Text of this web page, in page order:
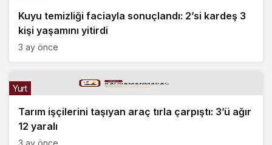
Kuyu temizliği faciayla sonuçlandı: 2’si kardeş 3
kişi yaşamını yitirdi
3 ay önce
Tarım işçilerini taşıyan araç tırla çarpıştı: 3’ü ağır
12 yaralı
Yurt
3 ay önce